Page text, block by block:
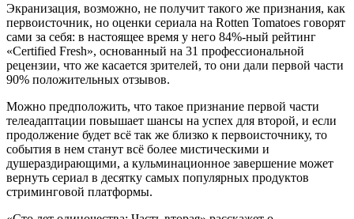
Экранизация, возможно, не получит такого же признания, как
первоисточник, но оценки сериала на Rotten Tomatoes говорят
сами за себя: в настоящее время у него 84%-ный рейтинг
«Certified Fresh», основанный на 31 профессиональной
рецензии, что же касается зрителей, то они дали первой части
90% положительных отзывов.
Можно предположить, что такое признание первой части
телеадаптации повышает шансы на успех для второй, и если
продолжение будет всё так же близко к первоисточнику, то
события в нем станут всё более мистическими и
душераздирающими, а кульминационное завершение может
вернуть сериал в десятку самых популярных продуктов
стриминговой платформы.